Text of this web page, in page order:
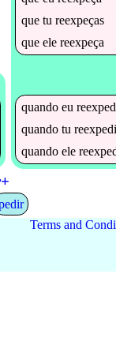
quetureexpeças
queelereexpeça
quandoeu
quandotu
quandoele
Terms and